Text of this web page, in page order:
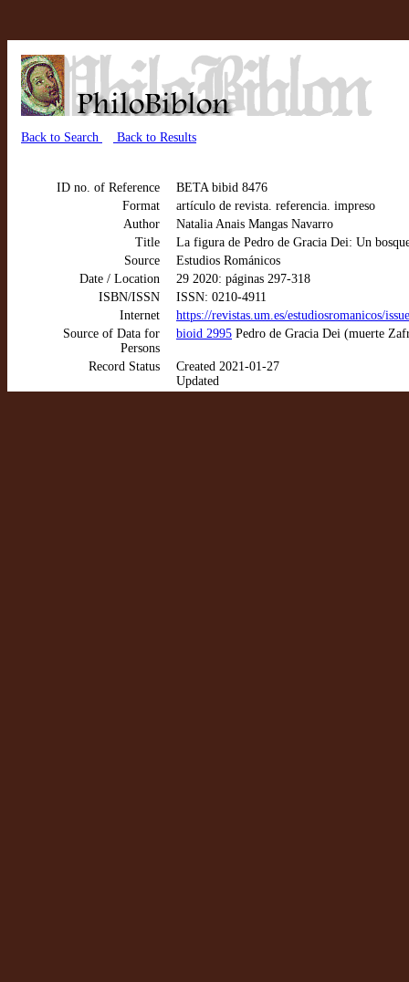
Back to Search Back to Results
ID no. of Reference
BETA bibid 8476
Format
artículo de revista. referencia. impreso
Author
Natalia Anais Mangas Navarro
Title
La figura de Pedro de Gracia Dei: Un
Source
Estudios Románicos
Date / Location
29 2020: páginas 297-318
ISBN/ISSN
ISSN: 0210-4911
Internet
https://revistas.um.es/estudiosromanicos/
Source of Data for
Persons
bioid 2995 Pedro de Gracia Dei (muerte
Record Status
Created 2021-01-27
Updated